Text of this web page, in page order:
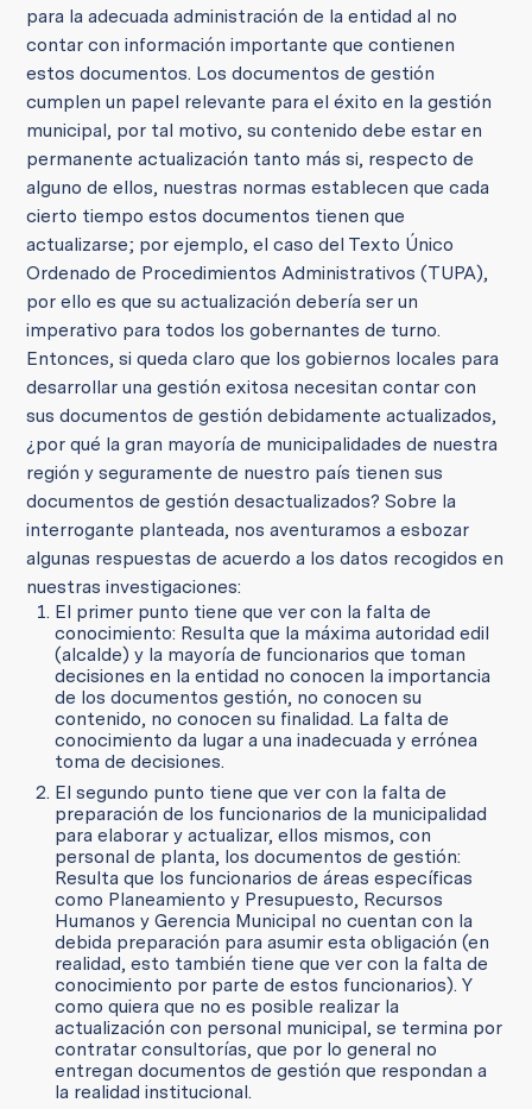
para la adecuada administración de la entidad al no
contar con información importante que contienen
estos documentos. Los documentos de gestión
cumplen un papel relevante para el éxito en la gestión
municipal, por tal motivo, su contenido debe estar en
permanente actualización tanto más si, respecto de
alguno de ellos, nuestras normas establecen que cada
cierto tiempo estos documentos tienen que
actualizarse; por ejemplo, el caso del Texto Único
Ordenado de Procedimientos Administrativos (TUPA),
por ello es que su actualización debería ser un
imperativo para todos los gobernantes de turno.
Entonces, si queda claro que los gobiernos locales para
desarrollar una gestión exitosa necesitan contar con
sus documentos de gestión debidamente actualizados,
¿por qué la gran mayoría de municipalidades de nuestra
región y seguramente de nuestro país tienen sus
documentos de gestión desactualizados? Sobre la
interrogante planteada, nos aventuramos a esbozar
algunas respuestas de acuerdo a los datos recogidos en
nuestras investigaciones:
El primer punto tiene que ver con la falta de
conocimiento: Resulta que la máxima autoridad edil
(alcalde) y la mayoría de funcionarios que toman
decisiones en la entidad no conocen la importancia
de los documentos gestión, no conocen su
contenido, no conocen su finalidad. La falta de
conocimiento da lugar a una inadecuada y errónea
toma de decisiones.
El segundo punto tiene que ver con la falta de
preparación de los funcionarios de la municipalidad
para elaborar y actualizar, ellos mismos, con
personal de planta, los documentos de gestión:
Resulta que los funcionarios de áreas específicas
como Planeamiento y Presupuesto, Recursos
Humanos y Gerencia Municipal no cuentan con la
debida preparación para asumir esta obligación (en
realidad, esto también tiene que ver con la falta de
conocimiento por parte de estos funcionarios). Y
como quiera que no es posible realizar la
actualización con personal municipal, se termina por
contratar consultorías, que por lo general no
entregan documentos de gestión que respondan a
la realidad institucional.